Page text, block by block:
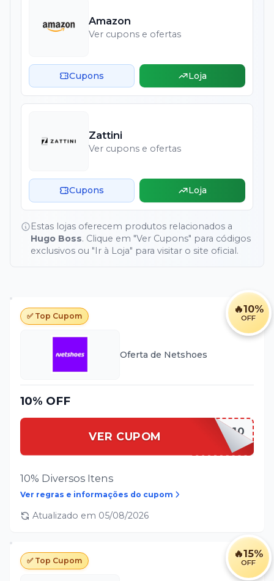
Amazon
Ver cupons e ofertas
Cupons Loja
Zattini
Ver cupons e ofertas
Cupons Loja
Estas lojas oferecem produtos relacionados a
Hugo Boss. Clique em "Ver Cupons" para códigos
exclusivos ou "Ir à Loja" para visitar o site oficial.
🔥10%
OFF
✅ Top Cupom
Oferta de Netshoes
10% OFF
VER CUPOM PRIMEIRA10
10% Diversos Itens
Ver regras e informações do cupom
Atualizado em 05/08/2026
🔥15%
OFF
✅ Top Cupom